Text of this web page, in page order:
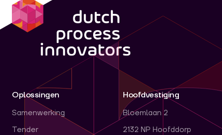
Oplossingen
Samenwerking
Tender
Hoofdvestiging
Bloemlaan 2
2132 NP Hoofddorp